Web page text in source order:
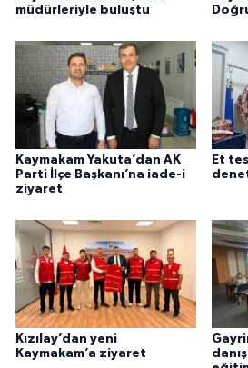
müdürleriyle buluştu
Kaymakam Yakuta’dan AK
Parti İlçe Başkanı’na iade-i
ziyaret
Et
Kızılay’dan yeni
Kaymakam’a ziyaret